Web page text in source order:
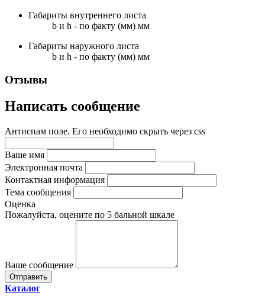
Габариты внутреннего листа
b и h - по факту (мм) мм
Габариты наружного листа
b и h - по факту (мм) мм
Отзывы
Написать сообщение
Антиспам поле. Его необходимо скрыть через css
Ваше имя
Электронная почта
Контактная информация
Тема сообщения
Оценка
Пожалуйста, оцените по 5 бальной шкале
Ваше сообщение
Каталог